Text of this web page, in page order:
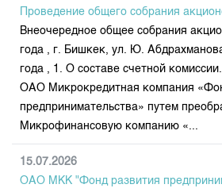
Проведение общего собрания
Внеочередное общее собрания
года , г. Бишкек, ул. Ю.
года , 1. О составе счетной
ОАО Микрокредитная компания
предпринимательства» путем
Микрофинансовую компанию «...
15.07.2026
ОАО МКК "Фонд развития